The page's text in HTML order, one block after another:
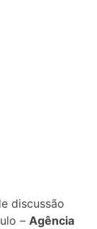
discussão
– Agência